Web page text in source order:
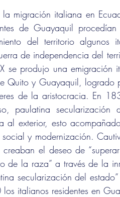
migración italiana en
de Guayaquil
del territorio algunos
de independencia del
se produjo una
Quito y Guayaquil, logrado
de la aristocracia. En
paulatina
al exterior, esto
social y modernización.
el deseo de
de la raza” a través de la
secularización del
italianos residentes en